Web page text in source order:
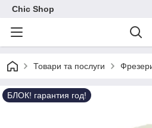
Chic Shop
Товари та послуги
БЛОК! гарантия год!